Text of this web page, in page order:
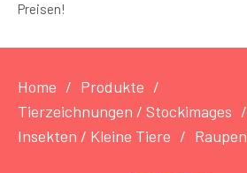
Preisen!
Home
Produkte
Tierzeichnungen / Stockimages
Insekten / Kleine Tiere
Raupen